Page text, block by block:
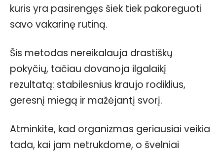
kuris yra pasirengęs šiek tiek pakoreguoti
savo vakarinę rutiną.
Šis metodas nereikalauja drastiškų
pokyčių, tačiau dovanoja ilgalaikį
rezultatą: stabilesnius kraujo rodiklius,
geresnį miegą ir mažėjantį svorį.
Atminkite, kad organizmas geriausiai veikia
tada, kai jam netrukdome, o švelniai